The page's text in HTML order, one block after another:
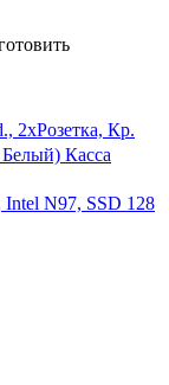
2хРозетка, Кр.
Касса
Intel N97, SSD 128